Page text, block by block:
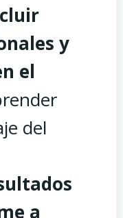
y
el
del
a